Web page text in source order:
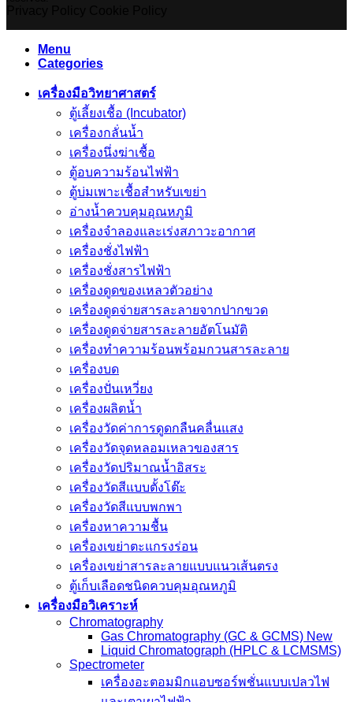
Menu
Categories
เครื่องมือวิทยาศาสตร์
ตู้เลี้ยงเชื้อ (Incubator)
เครื่องกลั่นน้ำ
เครื่องนึ่งฆ่าเชื้อ
ตู้อบความร้อนไฟฟ้า
ตู้บ่มเพาะเชื้อสำหรับเขย่า
อ่างน้ำควบคุมอุณหภูมิ
เครื่องจำลองและเร่งสภาวะอากาศ
เครื่องชั่งไฟฟ้า
เครื่องชั่งสารไฟฟ้า
เครื่องดูดของเหลวตัวอย่าง
เครื่องดูดจ่ายสารละลายจากปากขวด
เครื่องดูดจ่ายสารละลายอัตโนมัติ
เครื่องทำความร้อนพร้อมกวนสารละลาย
เครื่องบด
เครื่องปั่นเหวี่ยง
เครื่องผลิตน้ำ
เครื่องวัดค่าการดูดกลืนคลื่นแสง
เครื่องวัดจุดหลอมเหลวของสาร
เครื่องวัดปริมาณน้ำอิสระ
เครื่องวัดสีแบบตั้งโต๊ะ
เครื่องวัดสีแบบพกพา
เครื่องหาความชื้น
เครื่องเขย่าตะแกรงร่อน
เครื่องเขย่าสารละลายแบบแนวเส้นตรง
ตู้เก็บเลือดชนิดควบคุมอุณหภูมิ
เครื่องมือวิเคราะห์
Chromatography
Gas Chromatography (GC & GCMS) New
Liquid Chromatograph (HPLC & LCMSMS)
Spectrometer
เครื่องอะตอมมิกแอบซอร์พชั่นแบบเปลวไฟ